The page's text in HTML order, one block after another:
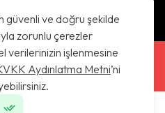
güvenli ve doğru şekilde
zorunlu çerezler
verilerinizin işlenmesine
Aydınlatma Metni’ni
Uygulamayı İndir
Uygulamayı İndir